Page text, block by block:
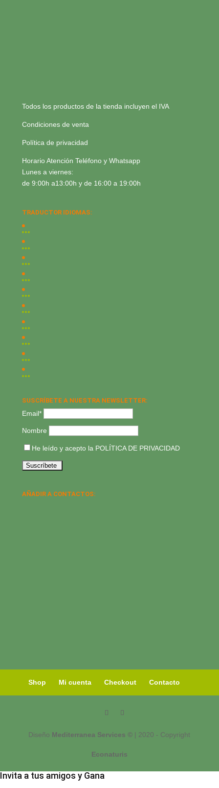
Todos los productos de la tienda incluyen el IVA
Condiciones de venta
Política de privacidad
Horario Atención Teléfono y Whatsapp
Lunes a viernes:
de 9:00h a13:00h y de 16:00 a 19:00h
TRADUCTOR IDIOMAS:
SUSCRÍBETE A NUESTRA NEWSLETTER:
Email*
Nombre
He leído y acepto la POLÍTICA DE PRIVACIDAD
AÑADIR A CONTACTOS:
Shop Mi cuenta Checkout Contacto
Diseño Mediterranea Services © | 2020 - Copyright
Econaturis
Invita a tus amigos y Gana